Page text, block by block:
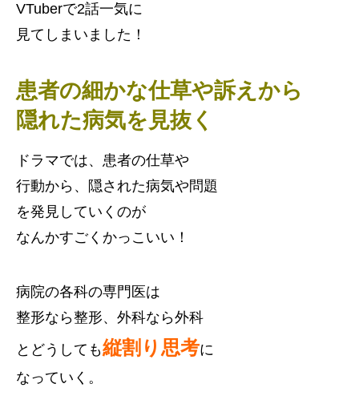
VTuberで2話一気に
見てしまいました！
患者の細かな仕草や訴えから
隠れた病気を見抜く
ドラマでは、患者の仕草や
行動から、隠された病気や問題
を発見していくのが
なんかすごくかっこいい！
病院の各科の専門医は
整形なら整形、外科なら外科
とどうしても縦割り思考に
なっていく。